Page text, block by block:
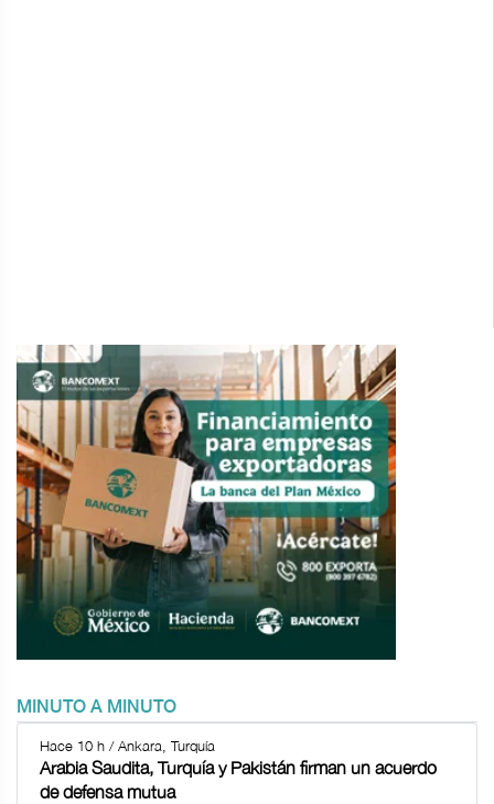
MINUTO A MINUTO
Hace 10 h / Ankara, Turquía
Arabia Saudita, Turquía y Pakistán firman un acuerdo
de defensa mutua